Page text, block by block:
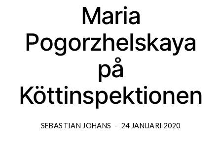
Maria
Pogorzhelskaya
på
Köttinspektionen
SEBASTIAN JOHANS 24 JANUARI 2020